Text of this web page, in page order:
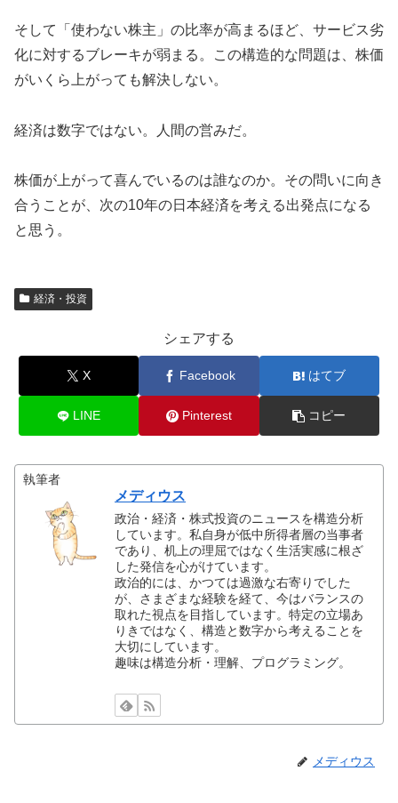
そして「使わない株主」の比率が高まるほど、サービス劣
化に対するブレーキが弱まる。この構造的な問題は、株価
がいくら上がっても解決しない。
経済は数字ではない。人間の営みだ。
株価が上がって喜んでいるのは誰なのか。その問いに向き
合うことが、次の10年の日本経済を考える出発点になる
と思う。
経済・投資
シェアする
X Facebook はてブ
LINE Pinterest コピー
執筆者
メディウス
政治・経済・株式投資のニュースを構造分析
しています。私自身が低中所得者層の当事者
であり、机上の理屈ではなく生活実感に根ざ
した発信を心がけています。
政治的には、かつては過激な右寄りでした
が、さまざまな経験を経て、今はバランスの
取れた視点を目指しています。特定の立場あ
りきではなく、構造と数字から考えることを
大切にしています。
趣味は構造分析・理解、プログラミング。
メディウス